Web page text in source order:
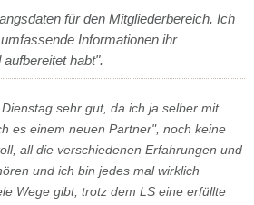
für den Mitgliederbereich. Ich
Informationen ihr
habt".
sehr gut, da ich ja selber mit
es einem neuen Partner", noch keine
all die verschiedenen Erfahrungen und
und ich bin jedes mal wirklich
Wege gibt, trotz dem LS eine erfüllte